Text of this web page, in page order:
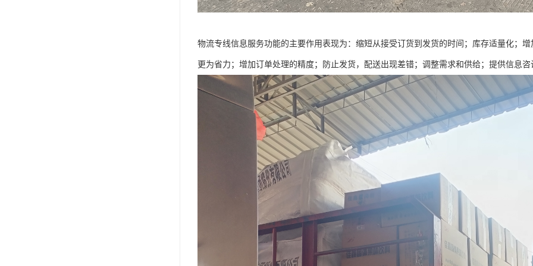
物流专线信息服务功能的主要作用表现为：缩短从接受订货到发货的时间；库存适量化；
更为省力；增加订单处理的精度；防止发货，配送出现差错；调整需求和供给；提供信息咨